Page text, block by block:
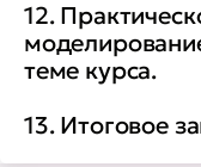
12.
теме курса.
13. Итоговое